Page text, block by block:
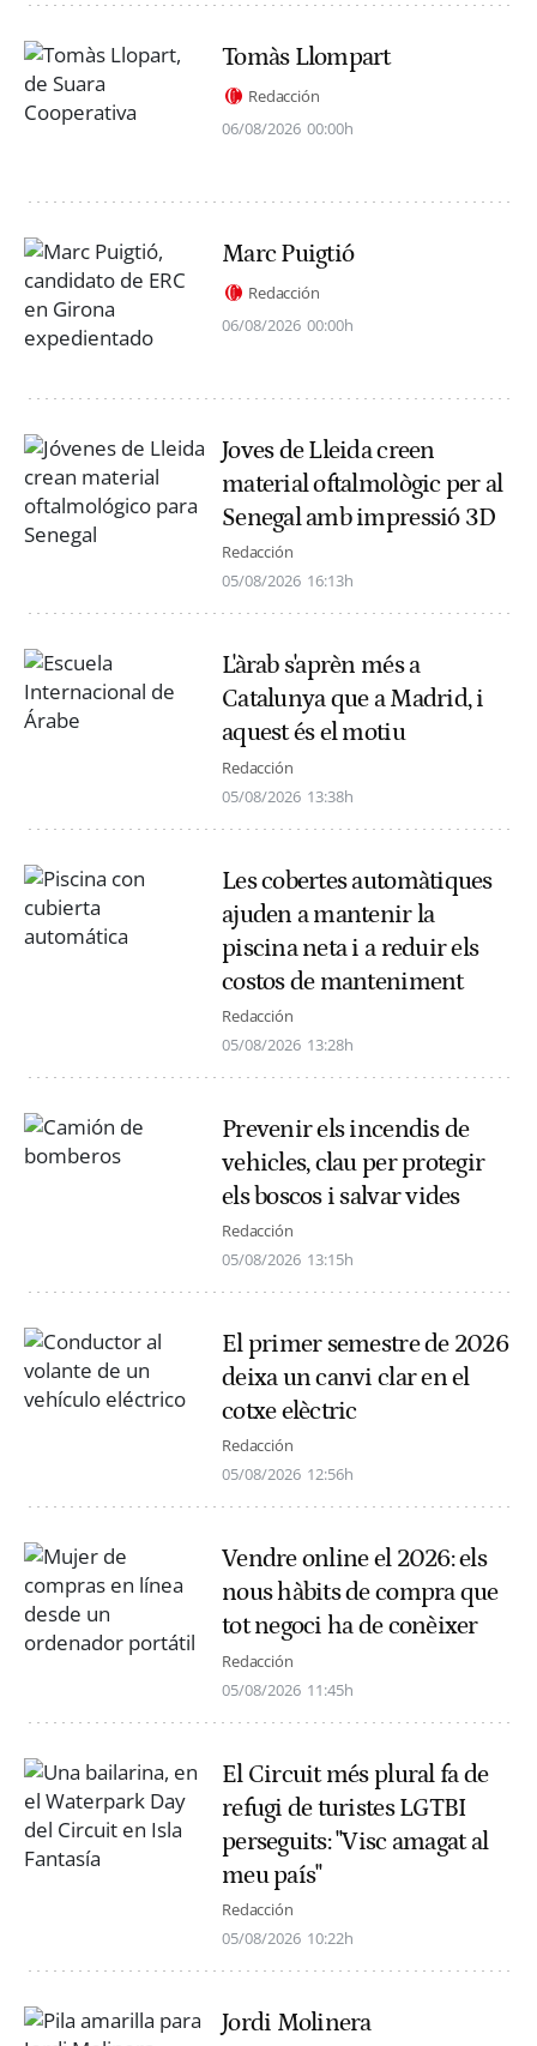
Tomàs Llompart
Redacción
06/08/2026 00:00h
Marc Puigtió
Redacción
06/08/2026 00:00h
Joves de Lleida creen
material oftalmològic per al
Senegal amb impressió 3D
Redacción
05/08/2026 16:13h
L'àrab s'aprèn més a
Catalunya que a Madrid, i
aquest és el motiu
Redacción
05/08/2026 13:38h
Les cobertes automàtiques
ajuden a mantenir la
piscina neta i a reduir els
costos de manteniment
Redacción
05/08/2026 13:28h
Prevenir els incendis de
vehicles, clau per protegir
els boscos i salvar vides
Redacción
05/08/2026 13:15h
El primer semestre de 2026
deixa un canvi clar en el
cotxe elèctric
Redacción
05/08/2026 12:56h
Vendre online el 2026: els
nous hàbits de compra que
tot negoci ha de conèixer
Redacción
05/08/2026 11:45h
El Circuit més plural fa de
refugi de turistes LGTBI
perseguits: "Visc amagat al
meu país"
Redacción
05/08/2026 10:22h
Jordi Molinera